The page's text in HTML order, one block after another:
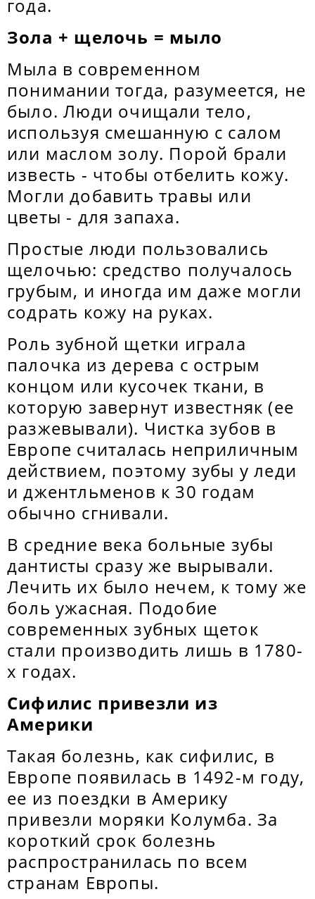
года.
Зола + щелочь = мыло
Мыла в современном
понимании тогда, разумеется, не
было. Люди очищали тело,
используя смешанную с салом
или маслом золу. Порой брали
известь - чтобы отбелить кожу.
Могли добавить травы или
цветы - для запаха.
Простые люди пользовались
щелочью: средство получалось
грубым, и иногда им даже могли
содрать кожу на руках.
Роль зубной щетки играла
палочка из дерева с острым
концом или кусочек ткани, в
которую завернут известняк (ее
разжевывали). Чистка зубов в
Европе считалась неприличным
действием, поэтому зубы у леди
и джентльменов к 30 годам
обычно сгнивали.
В средние века больные зубы
дантисты сразу же вырывали.
Лечить их было нечем, к тому же
боль ужасная. Подобие
современных зубных щеток
стали производить лишь в 1780-
х годах.
Сифилис привезли из
Америки
Такая болезнь, как сифилис, в
Европе появилась в 1492-м году,
ее из поездки в Америку
привезли моряки Колумба. За
короткий срок болезнь
распространилась по всем
странам Европы.